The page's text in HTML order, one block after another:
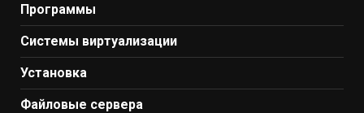
Программы
Системы виртуализации
Установка
Файловые сервера